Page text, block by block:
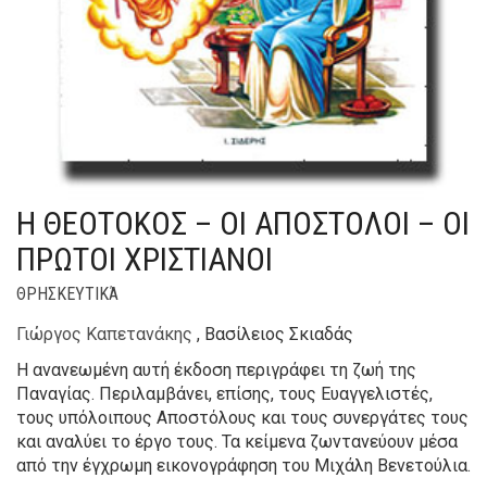
Η ΘΕΟΤΟΚΟΣ – ΟΙ ΑΠΟΣΤΟΛΟΙ – ΟΙ
ΠΡΩΤΟΙ ΧΡΙΣΤΙΑΝΟΙ
ΘΡΗΣΚΕΥΤΙΚΆ
Γιώργος Καπετανάκης , Βασίλειος Σκιαδάς
Η ανανεωμένη αυτή έκδοση περιγράφει τη ζωή της
Παναγίας. Περιλαμβάνει, επίσης, τους Ευαγγελιστές,
τους υπόλοιπους Αποστόλους και τους συνεργάτες τους
και αναλύει το έργο τους. Τα κείμενα ζωντανεύουν μέσα
από την έγχρωμη εικονογράφηση του Μιχάλη Βενετούλια.